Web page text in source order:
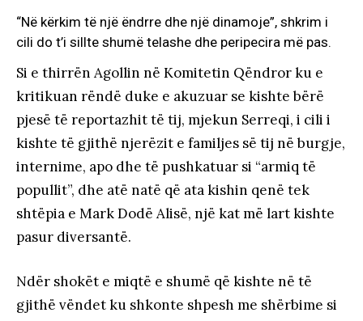
“Në kërkim të një ëndrre dhe një dinamoje”, shkrim i
cili do t’i sillte shumë telashe dhe peripecira më pas.
Si e thirrën Agollin në Komitetin Qëndror ku e
kritikuan rëndë duke e akuzuar se kishte bërë
pjesë të reportazhit të tij, mjekun Serreqi, i cili i
kishte të gjithë njerëzit e familjes së tij në burgje,
internime, apo dhe të pushkatuar si “armiq të
popullit”, dhe atë natë që ata kishin qenë tek
shtëpia e Mark Dodë Alisë, një kat më lart kishte
pasur diversantë.
Ndër shokët e miqtë e shumë që kishte në të
gjithë vëndet ku shkonte shpesh me shërbime si